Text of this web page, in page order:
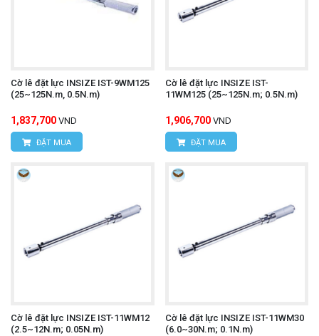
Cờ lê đặt lực INSIZE IST-9WM125
(25~125N.m, 0.5N.m)
1,837,700 VND
ĐẶT MUA
Cờ lê đặt lực INSIZE IST-
11WM125 (25~125N.m; 0.5N.m)
1,906,700 VND
ĐẶT MUA
Cờ lê đặt lực INSIZE IST-11WM12
(2.5~12N.m; 0.05N.m)
Cờ lê đặt lực INSIZE IST-11WM30
(6.0~30N.m; 0.1N.m)